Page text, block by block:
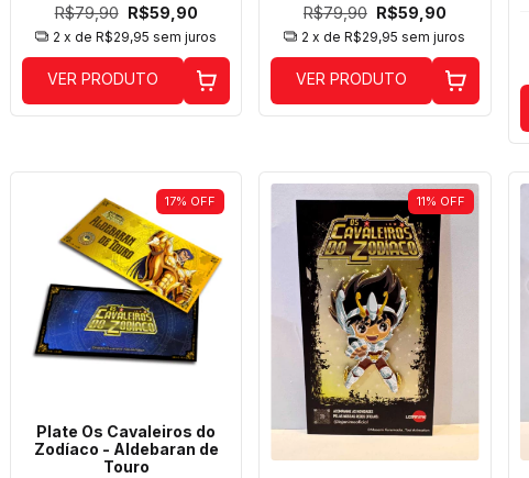
R$79,90 R$59,90
2 x deR$29,95 sem juros
VER PRODUTO
R$79,90 R$59,90
2 x deR$29,95 sem juros
VER PRODUTO
17% OFF
Plate Os Cavaleiros do
Zodíaco - Aldebaran de
Touro
11% OFF